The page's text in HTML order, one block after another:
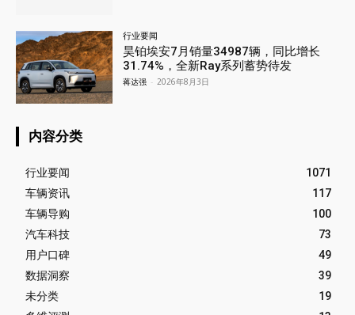
行业要闻
昊铂埃安7月销量34987辆，同比增长
31.74%，全新Ray系列蓄势待发
蒋达强 - 2026年8月3日
内容分类
行业要闻
1071
车辆资讯
117
车辆导购
100
汽车科技
73
用户口碑
49
数据洞察
39
未分类
19